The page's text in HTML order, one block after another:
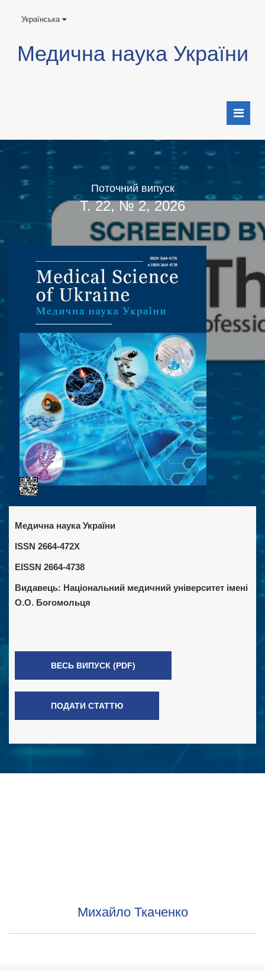
Українська
Медична наука України
Поточний випуск
Т. 22, № 2, 2026
Медична наука України
ISSN 2664-472X
EISSN 2664-4738
Видавець: Національний медичний університет імені
О.О. Богомольця
ВЕСЬ ВИПУСК (PDF)
ПОДАТИ СТАТТЮ
Михайло Ткаченко